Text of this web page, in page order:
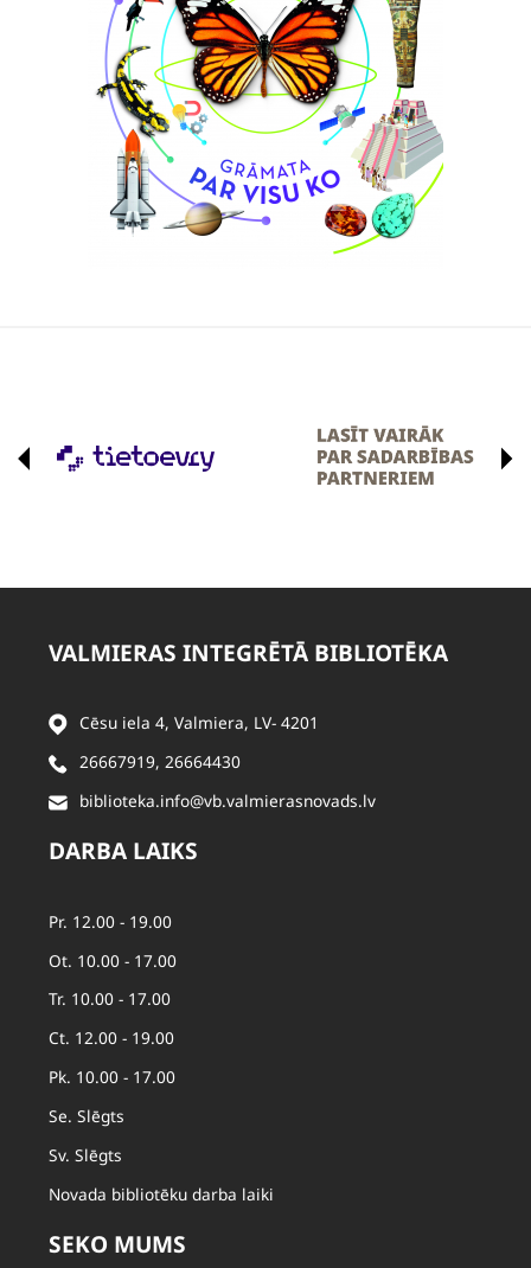
VALMIERAS INTEGRĒTĀ BIBLIOTĒKA
Cēsu iela 4, Valmiera, LV- 4201
26667919, 26664430
biblioteka.info@vb.valmierasnovads.lv
DARBA LAIKS
Pr. 12.00 - 19.00
Ot. 10.00 - 17.00
Tr. 10.00 - 17.00
Ct. 12.00 - 19.00
Pk. 10.00 - 17.00
Se. Slēgts
Sv. Slēgts
Novada bibliotēku darba laiki
SEKO MUMS